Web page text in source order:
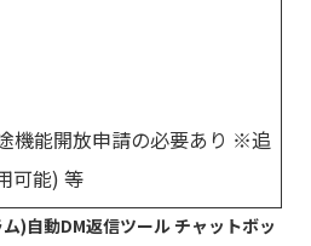
機能開放申請の必要あり ※追
可能) 等
)自動DM返信ツール チャットボッ